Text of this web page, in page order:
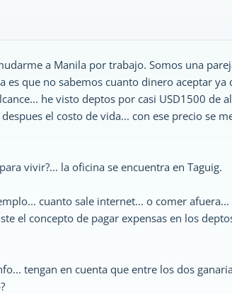
a Manila por trabajo. Somos una
es que no sabemos cuanto dinero aceptar ya
he visto deptos por casi USD1500 de
el costo de vida... con ese precio se
vivir?... la oficina se encuentra en Taguig.
cuanto sale internet... o comer
el concepto de pagar expensas en los
tengan en cuenta que entre los dos